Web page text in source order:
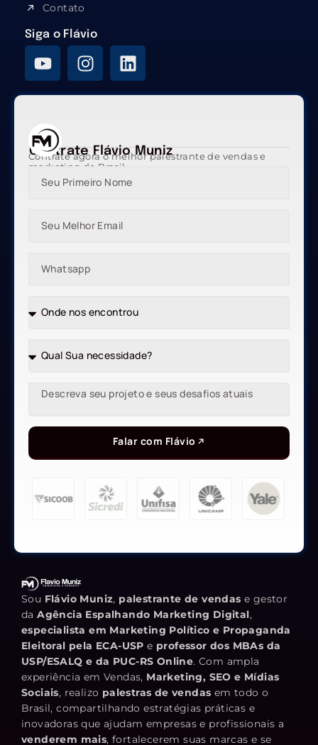
Contato
Siga o Flávio
Contrate Flávio Muniz
Contrate agora o melhor palestrante de vendas e
marketing do Brasil
Falar com Flávio
Sou Flávio Muniz, palestrante de vendas e gestor
daAgência Espalhando Marketing Digital,
especialista em Marketing Político e Propaganda
Eleitoral pela ECA-USP e professor dos MBAs da
USP/ESALQ e da PUC-RS Online. Com ampla
experiência em Vendas, Marketing, SEO e Mídias
Sociais, realizo palestras de vendas em todo o
Brasil, compartilhando estratégias práticas e
inovadoras que ajudam empresas e profissionais a
venderem mais, fortalecerem suas marcas e se